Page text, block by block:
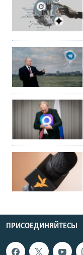
ПРИСОЕДИНЯЙТЕСЬ!